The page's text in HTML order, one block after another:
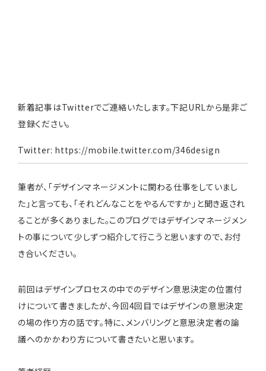
新着記事はTwitterでご連絡いたします。下記URLから是非ご
登録ください。
Twitter: https://mobile.twitter.com/346design
筆者が、「デザインマネージメントに関わる仕事をしていまし
た」と言っても、「それどんなことをやるんですか」と聞き返され
ることが多くありました。このブログではデザインマネージメン
トの事について少しずつ紹介して行こうと思いますので、お付
き合いください。
前回はデザインプロセスの中でのデザイン意思決定の位置付
けについて書きましたが、今回4回目ではデザインの意思決定
の場の作り方の話です。特に、メンバリングと意思決定者の論
議へのかかわり方について書きたいと思います。